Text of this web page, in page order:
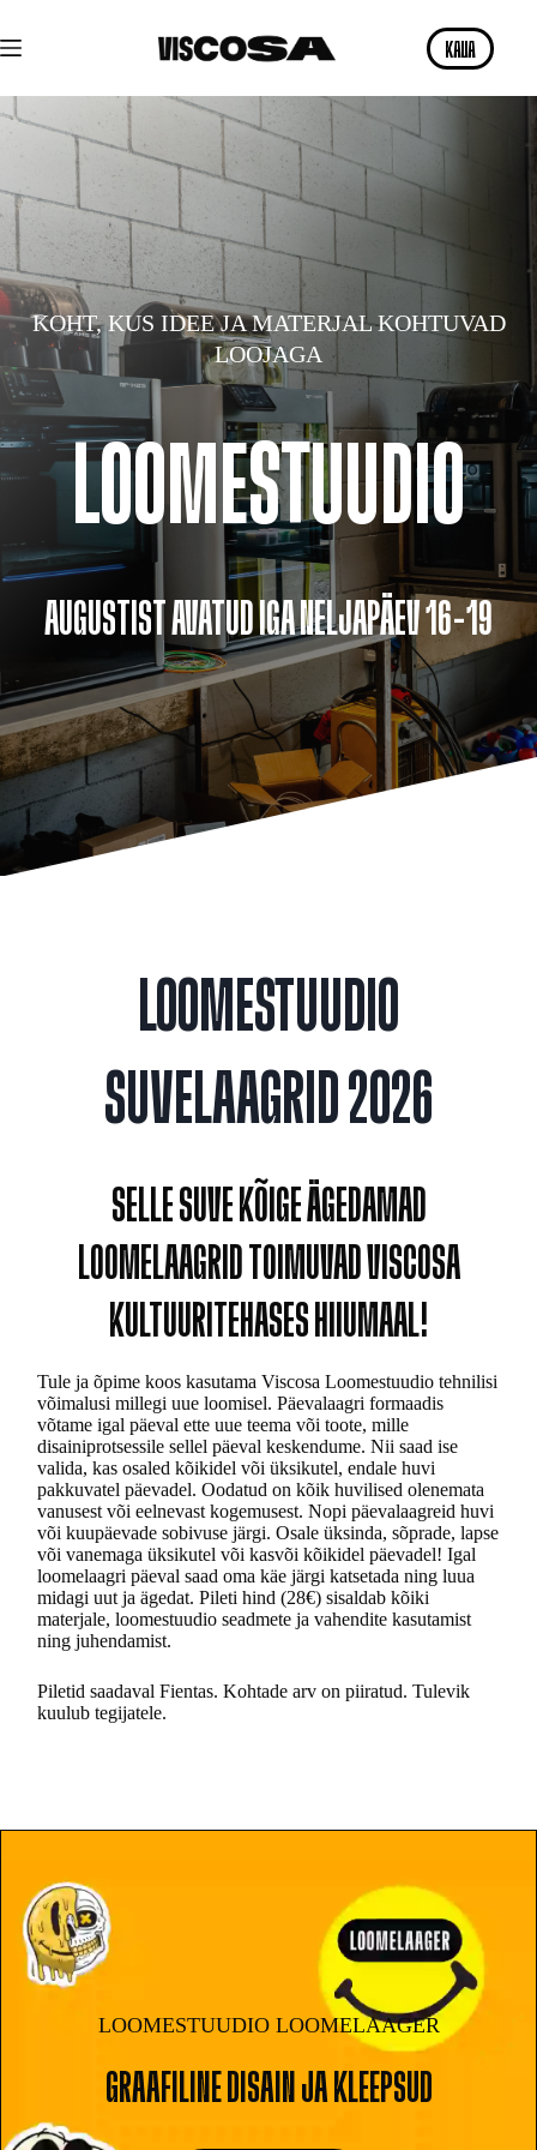
content
KAVA
KOHT, KUS IDEE JA MATERJAL KOHTUVAD
LOOJAGA
LOOMESTUUDIO
AUGUSTIST AVATUD IGA NELJAPÄEV 16-19
LOOMESTUUDIO
SUVELAAGRID 2026
SELLE SUVE KÕIGE ÄGEDAMAD
LOOMELAAGRID TOIMUVAD VISCOSA
KULTUURITEHASES HIIUMAAL!
Tule ja õpime koos kasutama Viscosa Loomestuudio tehnilisi
võimalusi millegi uue loomisel. Päevalaagri formaadis
võtame igal päeval ette uue teema või toote, mille
disainiprotsessile sellel päeval keskendume. Nii saad ise
valida, kas osaled kõikidel või üksikutel, endale huvi
pakkuvatel päevadel. Oodatud on kõik huvilised olenemata
vanusest või eelnevast kogemusest. Nopi päevalaagreid huvi
või kuupäevade sobivuse järgi. Osale üksinda, sõprade, lapse
või vanemaga üksikutel või kasvõi kõikidel päevadel! Igal
loomelaagri päeval saad oma käe järgi katsetada ning luua
midagi uut ja ägedat. Pileti hind (28€) sisaldab kõiki
materjale, loomestuudio seadmete ja vahendite kasutamist
ning juhendamist.
Piletid saadaval Fientas. Kohtade arv on piiratud. Tulevik
kuulub tegijatele.
LOOMESTUUDIO LOOMELAAGER
GRAAFILINE DISAIN JA KLEEPSUD